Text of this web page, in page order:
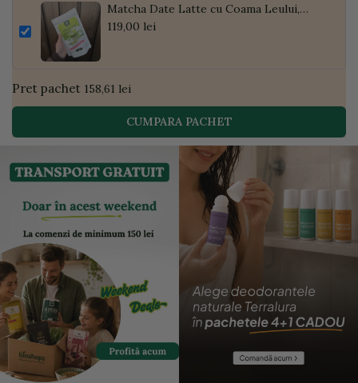
Matcha Date Latte cu Coama Leului,
Pudră de Curmale și Ghimbir, ECO, 300g
119,00 lei
Pret pachet 158,61 lei
CUMPARA PACHET